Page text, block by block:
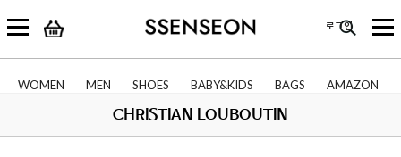
WOMEN MEN SHOES BABY&KIDS BAGS AMAZON
CHRISTIAN LOUBOUTIN
로그인